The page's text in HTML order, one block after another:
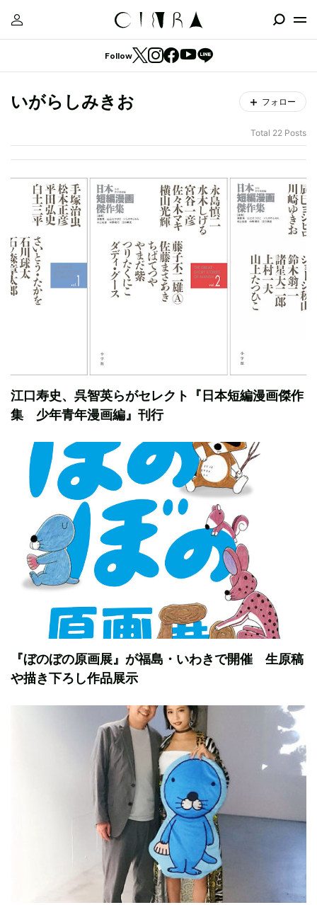
Follow
いがらしみきお フォロー
Total 22 Posts
江口寿史、呉智英らがセレクト『日本短編漫画傑作
集 少年青年漫画編』刊行
『ぼのぼの原画展』が福島・いわきで開催 生原稿
や描き下ろし作品展示